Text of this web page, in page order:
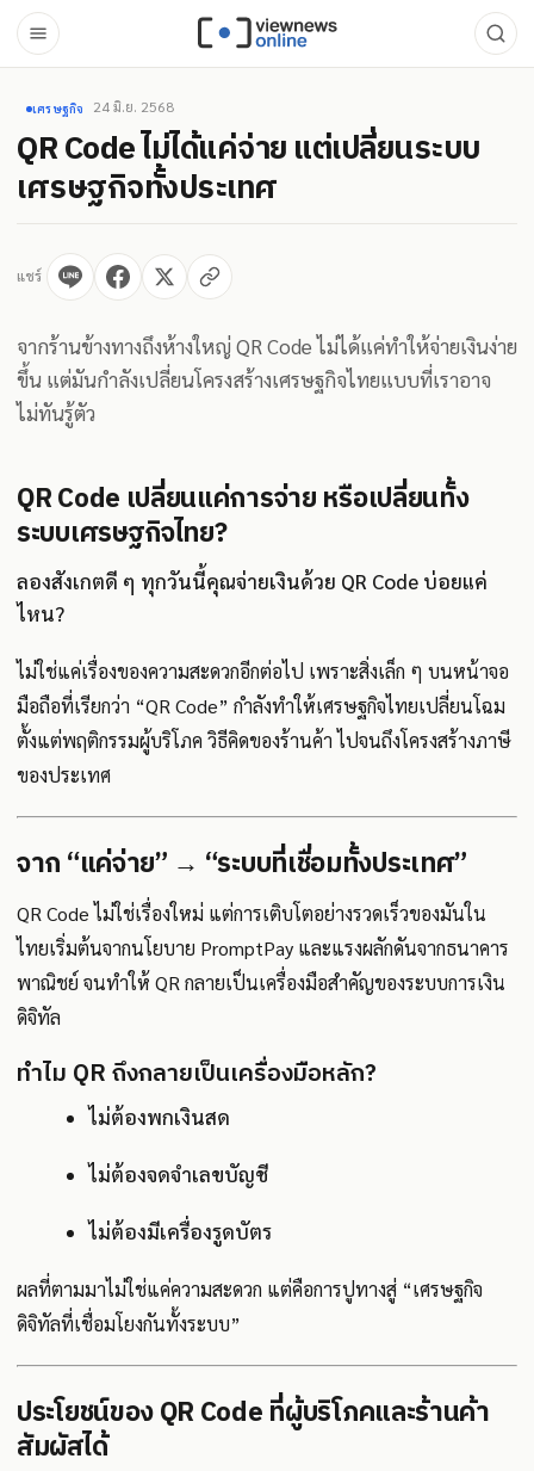
เศรษฐกิจ 24 มิ.ย. 2568
QR Code ไม่ได้แค่จ่าย แต่เปลี่ยนระบบ
เศรษฐกิจทั้งประเทศ
แชร์
จากร้านข้างทางถึงห้างใหญ่ QR Code ไม่ได้แค่ทำให้จ่ายเงินง่าย
ขึ้น แต่มันกำลังเปลี่ยนโครงสร้างเศรษฐกิจไทยแบบที่เราอาจ
ไม่ทันรู้ตัว
QR Code เปลี่ยนแค่การจ่าย หรือเปลี่ยนทั้ง
ระบบเศรษฐกิจไทย?
ลองสังเกตดี ๆ ทุกวันนี้คุณจ่ายเงินด้วย QR Code บ่อยแค่
ไหน?
ไม่ใช่แค่เรื่องของความสะดวกอีกต่อไป เพราะสิ่งเล็ก ๆ บนหน้าจอ
มือถือที่เรียกว่า “QR Code” กำลังทำให้เศรษฐกิจไทยเปลี่ยนโฉม
ตั้งแต่พฤติกรรมผู้บริโภค วิธีคิดของร้านค้า ไปจนถึงโครงสร้างภาษี
ของประเทศ
จาก “แค่จ่าย” → “ระบบที่เชื่อมทั้งประเทศ”
QR Code ไม่ใช่เรื่องใหม่ แต่การเติบโตอย่างรวดเร็วของมันใน
ไทยเริ่มต้นจากนโยบาย PromptPay และแรงผลักดันจากธนาคาร
พาณิชย์ จนทำให้ QR กลายเป็นเครื่องมือสำคัญของระบบการเงิน
ดิจิทัล
ทำไม QR ถึงกลายเป็นเครื่องมือหลัก?
ไม่ต้องพกเงินสด
ไม่ต้องจดจำเลขบัญชี
ไม่ต้องมีเครื่องรูดบัตร
ผลที่ตามมาไม่ใช่แค่ความสะดวก แต่คือการปูทางสู่ “เศรษฐกิจ
ดิจิทัลที่เชื่อมโยงกันทั้งระบบ”
ประโยชน์ของ QR Code ที่ผู้บริโภคและร้านค้า
สัมผัสได้